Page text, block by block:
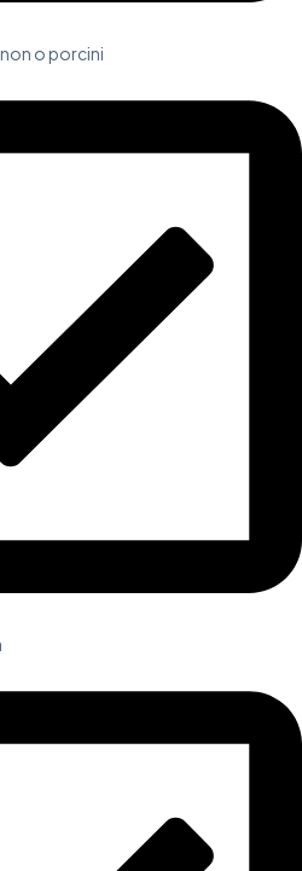
o porcini